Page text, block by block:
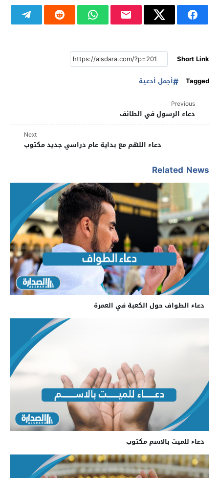
Short Link
Tagged
أجمل أدعية
Previous
دعاء الرسول في الطائف
Next
دعاء اللهم مع بداية عام دراسي جديد مكتوب
Related News
دعاء الطواف حول الكعبة في العمرة
دعاء للميت بالاسم مكتوب